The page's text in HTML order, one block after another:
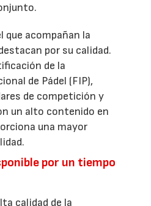
que acompañan la
por su calidad.
de la
de Pádel (FIP),
de competición y
un alto contenido en
una mayor
por un tiempo
calidad de la